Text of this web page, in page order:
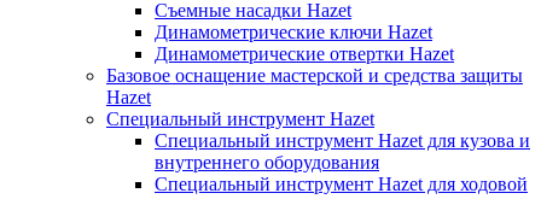
Съемные насадки Hazet
Динамометрические ключи Hazet
Динамометрические отвертки Hazet
Базовое оснащение мастерской и средства защиты
Hazet
Специальный инструмент Hazet
Специальный инструмент Hazet для кузова и
внутреннего оборудования
Специальный инструмент Hazet для ходовой